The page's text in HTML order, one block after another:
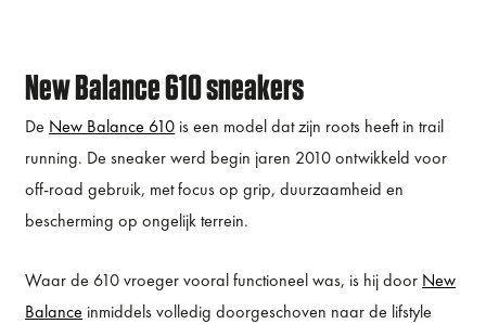
New Balance 610 sneakers
De New Balance 610 is een model dat zijn roots heeft in trail
running. De sneaker werd begin jaren 2010 ontwikkeld voor
off-road gebruik, met focus op grip, duurzaamheid en
bescherming op ongelijk terrein.
Waar de 610 vroeger vooral functioneel was, is hij door New
Balance inmiddels volledig doorgeschoven naar de lifstyle